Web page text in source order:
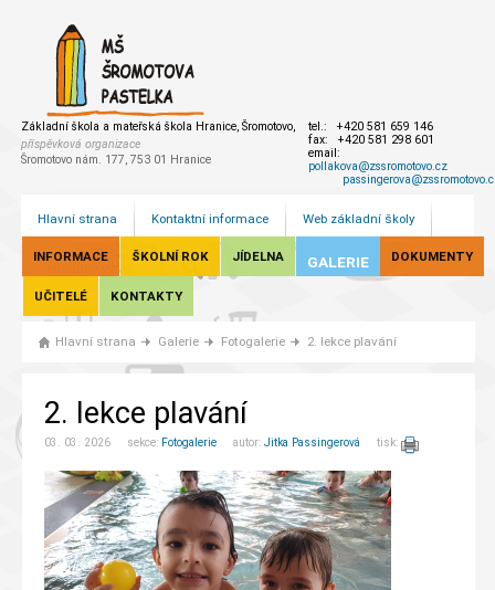
Základní škola a mateřská škola Hranice, Šromotovo,
příspěvková organizace
Šromotovo nám. 177, 753 01 Hranice
tel.: +420 581 659 146
fax: +420 581 298 601
email:
pollakova@zssromotovo.cz
Hlavní strana Kontaktní informace Web základní školy
INFORMACE ŠKOLNÍ ROK JÍDELNA GALERIE DOKUMENTY
UČITELÉ KONTAKTY
Hlavní strana Galerie Fotogalerie 2. lekce plavání
2. lekce plavání
03. 03. 2026 sekce: Fotogalerie autor: Jitka Passingerová tisk: